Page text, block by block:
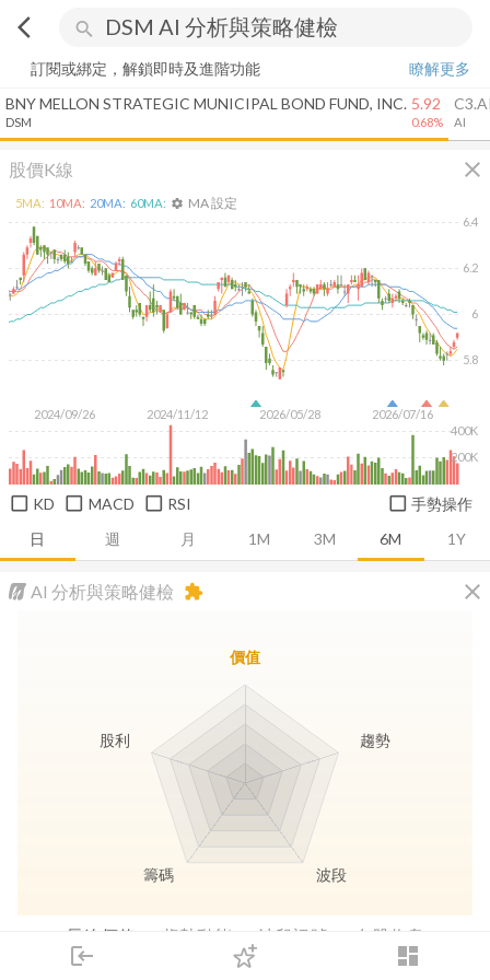
arrow_back_ios search
login dashboard
下單
訂閱或綁定，解鎖即時及進階功能
瞭解更多
BNY MELLON STRATEGIC MUNICIPAL BOND FUND, INC.
DSM
5.92
0.68% AI
股價K線 close
日 週 月 1M 3M 6M 1Y
2024/09/26 2024/11/12 2026/05/28 2026/07/16
5.8
6
6.2
6.4
200K
400K
5MA: 10MA: 20MA: 60MA: settings MA 設定
KD MACD RSI 手勢操作
AI 分析與策略健檢 close
extension
長線價值 趨勢動能 波段訊號 存股收息
價值
趨勢
波段
籌碼
股利